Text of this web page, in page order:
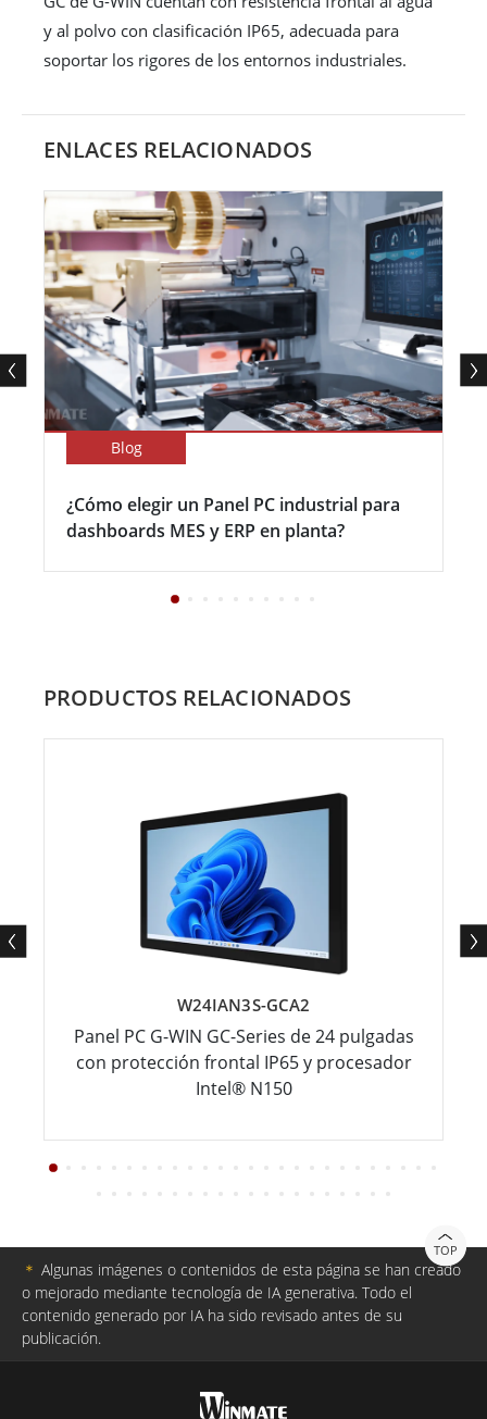
y al polvo con clasificación IP65, adecuada para
soportar los rigores de los entornos industriales.
ENLACES RELACIONADOS
Blog
¿Cómo elegir un Panel PC industrial para
dashboards MES y ERP en planta?
PRODUCTOS RELACIONADOS
W24IAN3S-GCA2
Panel PC G-WIN GC-Series de 24 pulgadas
con protección frontal IP65 y procesador
Intel® N150
TOP
＊ Algunas imágenes o contenidos de esta página se han creado
o mejorado mediante tecnología de IA generativa. Todo el
contenido generado por IA ha sido revisado antes de su
publicación.